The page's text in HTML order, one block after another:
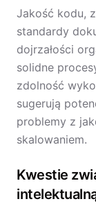
Jakość kodu,
standardy
dojrzałości
solidne
zdolność
sugerują
problemy z
skalowaniem.
Kwestie